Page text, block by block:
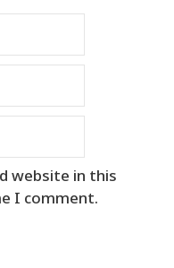
website in this
I comment.